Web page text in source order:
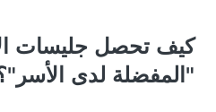
كيف تحصل جليسات
"المفضلة لدى